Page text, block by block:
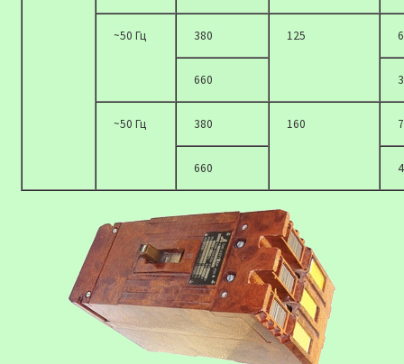
~50 Гц 380 125
660
~50 Гц 380 160
660